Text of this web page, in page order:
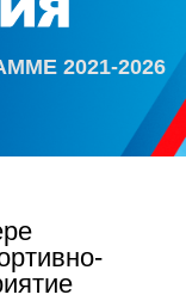
2021-2026